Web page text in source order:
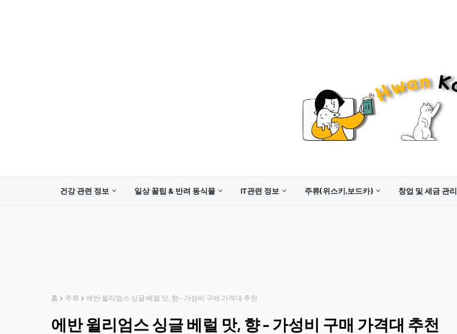
건강 관련 정보 일상 꿀팁 & 반려 동식물 IT관련 정보 주류(위스키,보드카) 창업 및 세금 관리
홈 주류 에반 윌리엄스 싱글 베럴 맛, 향 - 가성비 구매 가격대 추천
에반 윌리엄스 싱글 베럴 맛, 향 - 가성비 구매 가격대 추천